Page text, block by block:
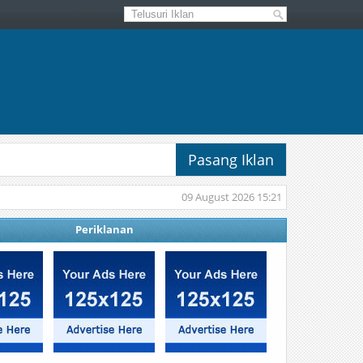
Pasang Iklan
09 August 2026 15:21
Periklanan